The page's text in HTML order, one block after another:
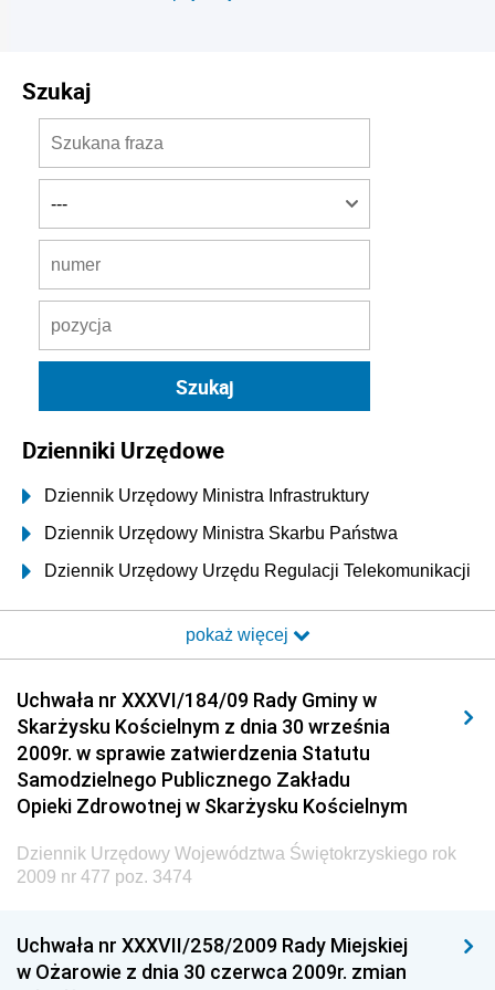
Szukaj
Dzienniki Urzędowe
Dziennik Urzędowy Ministra Infrastruktury
Dziennik Urzędowy Ministra Skarbu Państwa
Dziennik Urzędowy Urzędu Regulacji Telekomunikacji
Dziennik Urzędowy Ministra Transportu i Budownictwa
Elektronicznej
Dziennik Urzędowy Ministra Spraw Wewnętrznych i
Administracji
Dziennik Urzędowy Ministra Transportu
Dziennik Urzędowy Ministra Budownictwa
Dziennik Urzędowy Ministra Nauki i Szkolnictwa
Dziennik Urzędowy Głównego Urzędu Miar
Dziennik Urzędowy Ministra Rolnictwa i Rozwoju Wsi
pokaż więcej
Uchwała nr XXXVI/184/09 Rady Gminy w
Skarżysku Kościelnym z dnia 30 września
2009r. w sprawie zatwierdzenia Statutu
Samodzielnego Publicznego Zakładu
Opieki Zdrowotnej w Skarżysku Kościelnym
Dziennik Urzędowy Województwa Świętokrzyskiego rok
2009 nr 477 poz. 3474
Uchwała nr XXXVII/258/2009 Rady Miejskiej
w Ożarowie z dnia 30 czerwca 2009r. zmian